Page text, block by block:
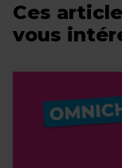
Ces
vous